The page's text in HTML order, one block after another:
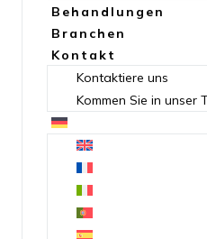
Behandlungen
Branchen
Kontakt
Kontaktiere uns
Kommen Sie in unser